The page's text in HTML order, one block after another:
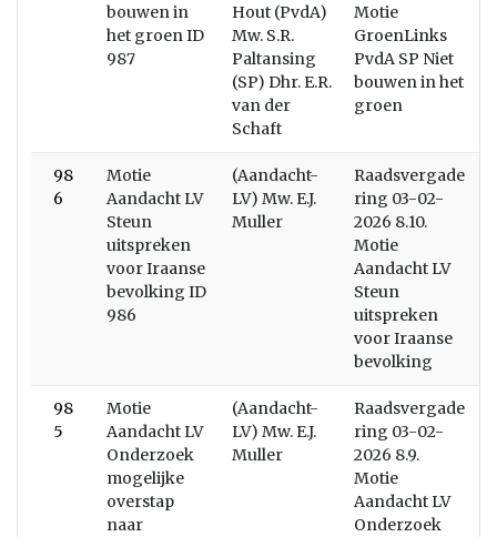
bouwen in
het groen ID
987
Hout (PvdA)
Mw. S.R.
Paltansing
(SP) Dhr. E.R.
van der
Schaft
Motie
GroenLinks
PvdA SP Niet
bouwen in het
groen
98
6
Motie
Aandacht LV
Steun
uitspreken
voor Iraanse
bevolking ID
986
(Aandacht-
LV) Mw. E.J.
Muller
Raadsvergade
ring 03-02-
2026 8.10.
Motie
Aandacht LV
Steun
uitspreken
voor Iraanse
bevolking
98
5
Motie
Aandacht LV
Onderzoek
mogelijke
overstap
naar
(Aandacht-
LV) Mw. E.J.
Muller
Raadsvergade
ring 03-02-
2026 8.9.
Motie
Aandacht LV
Onderzoek